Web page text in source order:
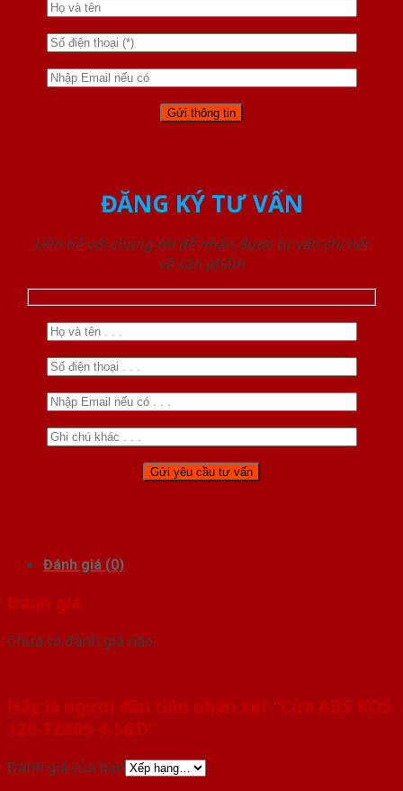
ĐĂNG KÝ TƯ VẤN
Liên hệ với chúng tôi để nhận được tư vấn chi tiết
về sản phẩm
Đánh giá (0)
Đánh giá
Chưa có đánh giá nào.
Hãy là người đầu tiên nhận xét “Cửa ABS KOS
120-FZ805 4-SGD”
Đánh giá của bạn